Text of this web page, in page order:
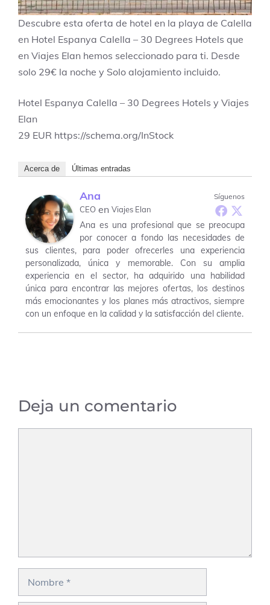
Descubre esta oferta de hotel en la playa de Calella
en Hotel Espanya Calella – 30 Degrees Hotels que
en Viajes Elan hemos seleccionado para ti. Desde
solo 29€ la noche y Solo alojamiento incluido.
Hotel Espanya Calella – 30 Degrees Hotels y Viajes
Elan
29 EUR https://schema.org/InStock
Acerca de Últimas entradas
Síguenos
Ana
CEO en Viajes Elan
Ana es una profesional que se preocupa
por conocer a fondo las necesidades de
sus clientes, para poder ofrecerles una experiencia
personalizada, única y memorable. Con su amplia
experiencia en el sector, ha adquirido una habilidad
única para encontrar las mejores ofertas, los destinos
más emocionantes y los planes más atractivos, siempre
con un enfoque en la calidad y la satisfacción del cliente.
Deja un comentario